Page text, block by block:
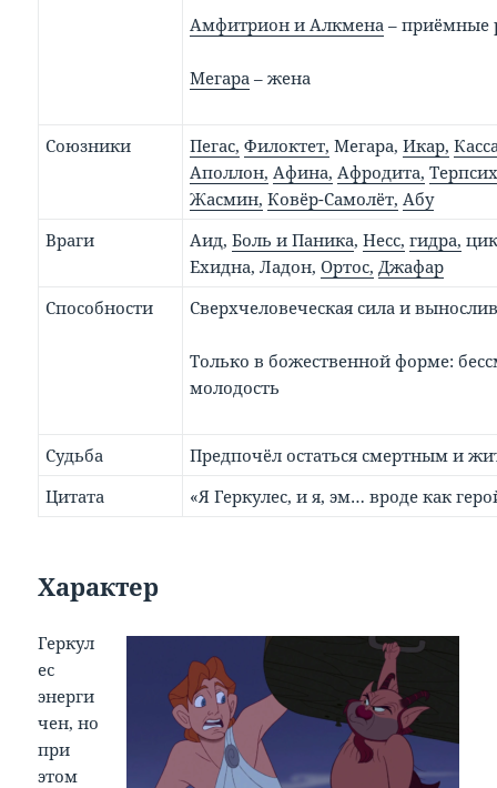
Амфитрион и Алкмена – приёмные
Мегара – жена
Союзники Пегас, Филоктет, Мегара,Икар,
Аполлон, Афина, Афродита,
Жасмин, Ковёр-Самолёт, Абу
Враги
Аид,Боль и Паника,Несс, гидра,
Ехидна, Ладон,Ортос, Джафар
Способности
Сверхчеловеческая сила и
Только в божественной форме:
молодость
Судьба
Предпочёл остаться смертным и
Цитата
«Я Геркулес, и я, эм… вроде как
Характер
Геркул
ес
энерги
чен, но
при
этом